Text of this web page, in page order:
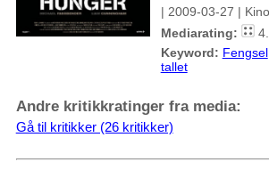
| 2009-03-27 |
Mediarating:
Keyword: Fengsel,
tallet
Andre kritikkratinger fra media:
Gå til kritikker (26 kritikker)